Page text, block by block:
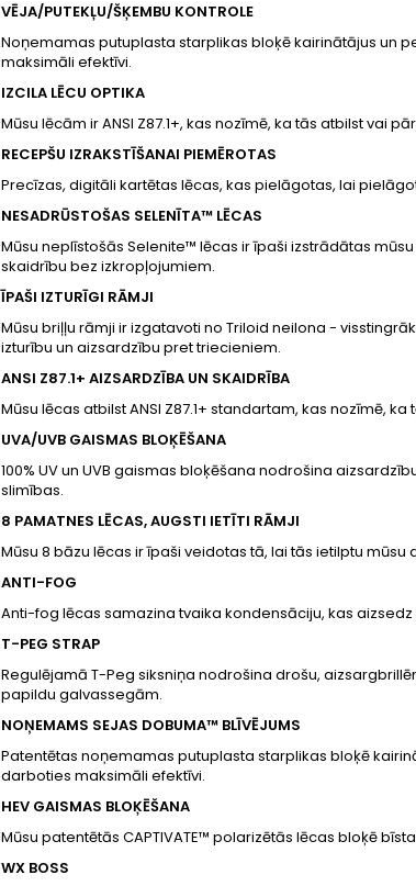
VĒJA/PUTEKĻU/ŠĶEMBU KONTROLE
Noņemamas putuplasta starplikas bloķē kairinātājus un
maksimāli efektīvi.
IZCILA LĒCU OPTIKA
Mūsu lēcām ir ANSI Z87.1+, kas nozīmē, ka tās atbilst vai
RECEPŠU IZRAKSTĪŠANAI PIEMĒROTAS
Precīzas, digitāli kartētas lēcas, kas pielāgotas, lai
NESADRŪSTOŠAS SELENĪTA™ LĒCAS
Mūsu neplīstošās Selenite™ lēcas ir īpaši izstrādātas
skaidrību bez izkropļojumiem.
ĪPAŠI IZTURĪGI RĀMJI
Mūsu briļļu rāmji ir izgatavoti no Triloid neilona -
izturību un aizsardzību pret triecieniem.
ANSI Z87.1+ AIZSARDZĪBA UN SKAIDRĪBA
Mūsu lēcas atbilst ANSI Z87.1+ standartam, kas nozīmē,
UVA/UVB GAISMAS BLOĶĒŠANA
100% UV un UVB gaismas bloķēšana nodrošina
slimības.
8 PAMATNES LĒCAS, AUGSTI IETĪTI RĀMJI
Mūsu 8 bāzu lēcas ir īpaši veidotas tā, lai tās ietilptu
ANTI-FOG
Anti-fog lēcas samazina tvaika kondensāciju, kas aizsedz
T-PEG STRAP
Regulējamā T-Peg siksniņa nodrošina drošu,
papildu galvassegām.
NOŅEMAMS SEJAS DOBUMA™ BLĪVĒJUMS
Patentētas noņemamas putuplasta starplikas bloķē
darboties maksimāli efektīvi.
HEV GAISMAS BLOĶĒŠANA
Mūsu patentētās CAPTIVATE™ polarizētās lēcas bloķē
WX BOSS